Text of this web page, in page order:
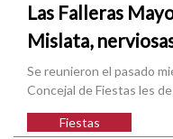
Las Falleras
Mislata,
Se reunieron el pasado
Concejal de Fiestas les
Fiestas